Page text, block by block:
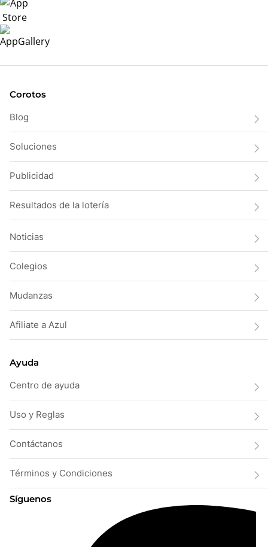
Corotos
Blog
Soluciones
Publicidad
Resultados de la lotería
Noticias
Colegios
Mudanzas
Afiliate a Azul
Ayuda
Centro de ayuda
Uso y Reglas
Contáctanos
Términos y Condiciones
Síguenos